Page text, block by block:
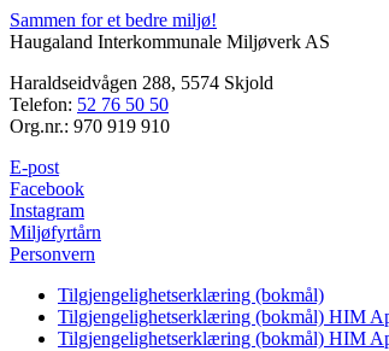
Sammen for et bedre miljø!
Haugaland Interkommunale Miljøverk AS
Haraldseidvågen 288, 5574 Skjold
Telefon: 52 76 50 50
Org.nr.: 970 919 910
E-post
Facebook
Instagram
Miljøfyrtårn
Personvern
Tilgjengelighetserklæring (bokmål)
Tilgjengelighetserklæring (bokmål) HIM
Tilgjengelighetserklæring (bokmål) HIM